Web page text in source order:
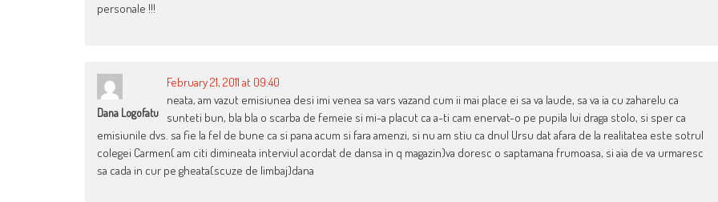
personale !!!
Dana Logofatu
February 21, 2011 at 09:40
neata, am vazut emisiunea desi imi venea sa vars vazand cum ii mai place ei sa va laude, sa va ia cu zaharelu ca
sunteti bun, bla bla o scarba de femeie si mi-a placut ca a-ti cam enervat-o pe pupila lui draga stolo, si sper ca
emisiunile dvs. sa fie la fel de bune ca si pana acum si fara amenzi, si nu am stiu ca dnul Ursu dat afara de la realitatea este sotrul
colegei Carmen( am citi dimineata interviul acordat de dansa in q magazin)va doresc o saptamana frumoasa, si aia de va urmaresc
sa cada in cur pe gheata(scuze de limbaj)dana